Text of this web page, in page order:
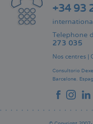
+34 93
Telephone
273 035
Nos centres
Consultorio
Barcelone.